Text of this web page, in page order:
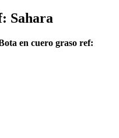
Sahara
en cuero graso ref: